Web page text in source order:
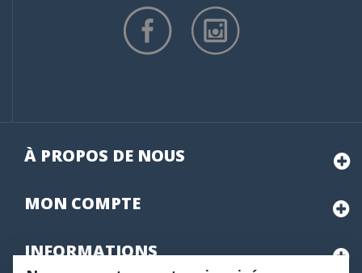
À PROPOS DE NOUS
MON COMPTE
INFORMATIONS